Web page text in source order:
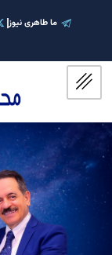
ما طاهری نیوز